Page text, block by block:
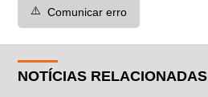
⚠️ Comunicar erro
NOTÍCIAS RELACIONADAS